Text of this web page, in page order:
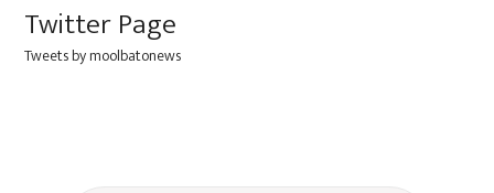
Twitter Page
Tweets by moolbatonews